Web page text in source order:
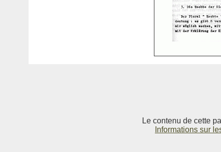
Le contenu de cette
Informations sur